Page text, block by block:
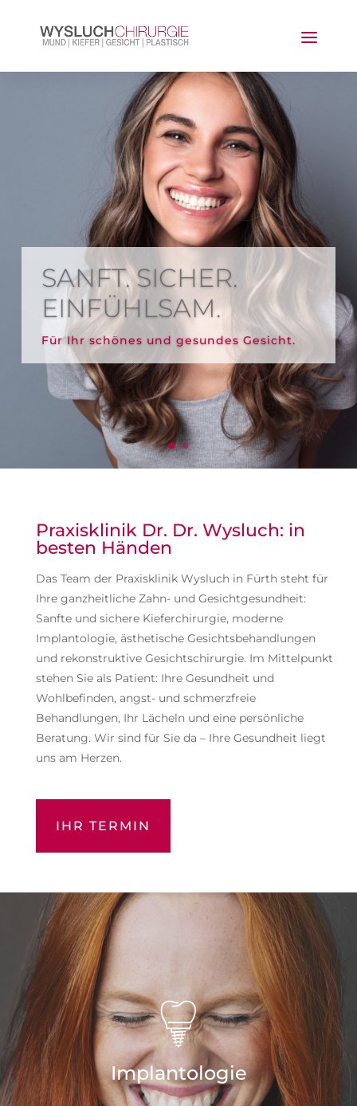
FÜR IHR LÄCHELN
UND IHRE
GESUNDHEIT.
Erfahren und persönlich.
Praxisklinik Dr. Dr. Wysluch: in
besten Händen
Das Team der Praxisklinik Wysluch in Fürth steht für
Ihre ganzheitliche Zahn- und Gesichtgesundheit:
Sanfte und sichere Kieferchirurgie, moderne
Implantologie, ästhetische Gesichtsbehandlungen
und rekonstruktive Gesichtschirurgie. Im Mittelpunkt
stehen Sie als Patient: Ihre Gesundheit und
Wohlbefinden, angst- und schmerzfreie
Behandlungen, Ihr Lächeln und eine persönliche
Beratung. Wir sind für Sie da – Ihre Gesundheit liegt
uns am Herzen.
IHR TERMIN
Implantologie